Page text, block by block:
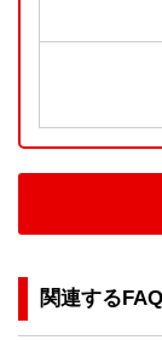
関連するFAQ